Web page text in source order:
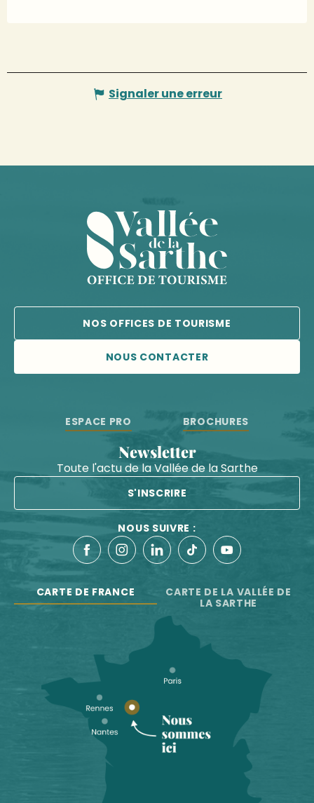
Signaler une erreur
NOS OFFICES DE TOURISME
NOUS CONTACTER
ESPACE PRO BROCHURES
Newsletter
Toute l'actu de la Vallée de la Sarthe
S'INSCRIRE
NOUS SUIVRE :
CARTE DE FRANCE
CARTE DE LA VALLÉE DE
LA SARTHE